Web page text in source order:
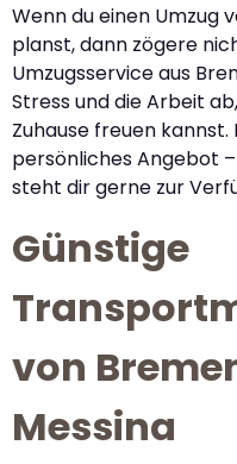
Wenn du einen Umzug
planst, dann zögere
Umzugsservice aus
Stress und die Arbeit
Zuhause freuen
persönliches Angebot
steht dir gerne zur
Günstige
von
Messina